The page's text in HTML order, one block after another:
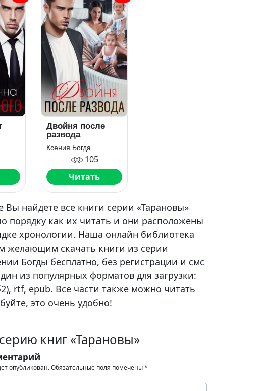
Двойня после
развода
Ксения Богда
105
Читать
Вы найдете все книги серии «Тарановы»
порядку как их читать и они расположены
хронологии. Наша онлайн библиотека
желающим скачать книги из серии
Богды бесплатно, без регистрации и смс
из популярных форматов для загрузки:
rtf, epub. Все части также можно читать
это очень удобно!
книг «Тарановы»
опубликован.Обязательные поля помечены*